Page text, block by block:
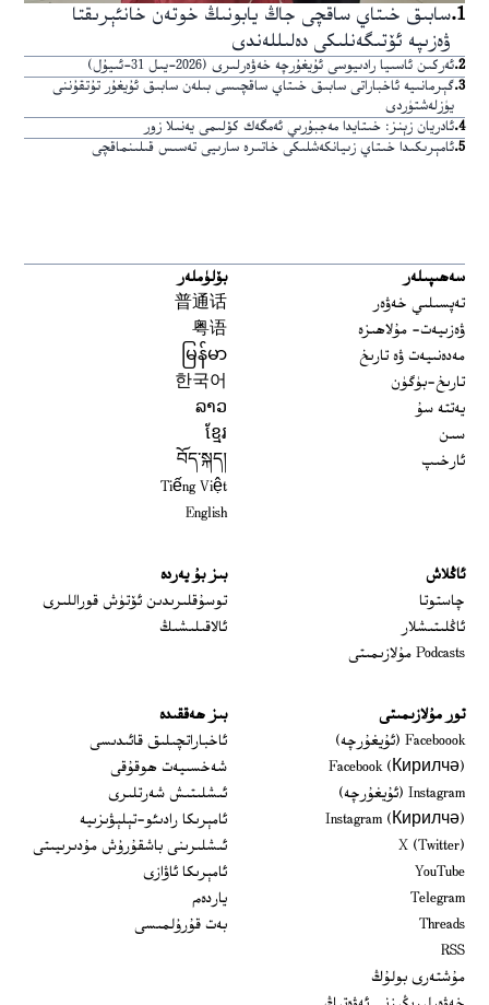
1
.سابىق خىتاي ساقچى جاڭ يابونىڭ خوتەن خانئېرىقتا
ۋەزىپە ئۆتىگەنلىكى دەلىللەندى
2
.ئەركىن ئاسىيا رادىيوسى ئۇيغۇرچە خەۋەرلىرى (2026-يىل 31-ئىيۇل)
3
.گېرمانىيە ئاخباراتى سابىق خىتاي ساقچىسى بىلەن سابىق ئۇيغۇر تۇتقۇننى
يۈزلەشتۈردى
4
.ئادريان زېنز: خىتايدا مەجبۇرىي ئەمگەك كۆلىمى يەنىلا زور
5
.ئامېرىكىدا خىتاي زىيانكەشلىكى خاتىرە سارىيى تەسىس قىلىنماقچى
سەھىپىلەر
تەپسىلىي خەۋەر
ۋەزىيەت- مۇلاھىزە
مەدەنىيەت ۋە تارىخ
تارىخ-بۈگۈن
يەتتە سۇ
سىن
ئارخىپ
بۆلۈملەر
普通话
粤语
မြန်မာ
한국어
ລາວ
ខ្មែរ
བོད་སྐད།
Tiếng Việt
English
ئاڭلاش
چاستوتا
ئاڭلىتىشلار
Podcasts مۇلازىمىتى
بىز بۇ يەردە
توسۇقلىرىدىن ئۆتۈش قوراللىرى
ئالاقىلىشىڭ
تور مۇلازىمىتى
Faceboook (ئۇيغۇرچە)
Opens in new window
Facebook (Кирилчә)
Opens in new window
Instagram (ئۇيغۇرچە)
Opens in new window
Instagram (Кирилчә)
Opens in new window
X (Twitter)
YouTube
Telegram
Threads
RSS
مۇشتەرى بولۇڭ
بىز ھەققىدە
ئاخباراتچىلىق قائىدىسى
شەخسىيەت ھوقۇقى
ئىشلىتىش شەرتلىرى
ئامېرىكا رادىئو-تېلېۋىزىيە
ئىشلىرىنى باشقۇرۇش مۇدىرىيىتى
ئامېرىكا ئاۋازى
ياردەم
بەت قۇرۇلمىسى